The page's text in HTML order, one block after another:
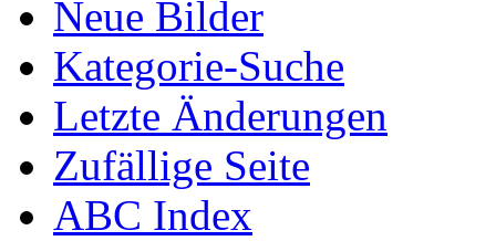
Neue Bilder
Kategorie-Suche
Letzte Änderungen
Zufällige Seite
ABC Index